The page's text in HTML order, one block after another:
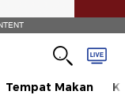
Tempat Makan